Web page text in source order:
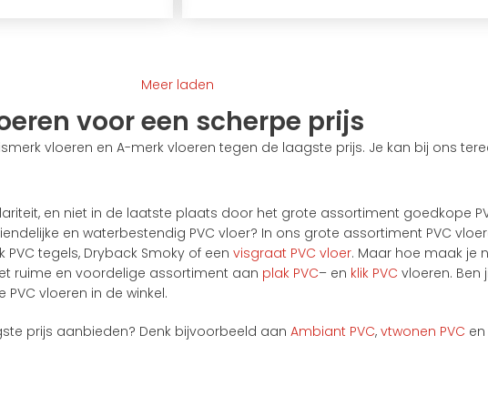
Meer laden
voor een scherpe prijs
vloeren en A-merk vloeren tegen de laagste prijs. Je kan bij ons
en niet in de laatste plaats door het grote assortiment goedkope
en waterbestendig PVC vloer? In ons grote assortiment PVC
tegels, Dryback Smoky of eenvisgraat PVC vloer. Maar hoe maak je
ruime en voordelige assortiment aan plak PVC– en klik PVC vloeren. Ben
vloeren in de winkel.
prijs aanbieden? Denk bijvoorbeeld aanAmbiant PVC,vtwonen PVC